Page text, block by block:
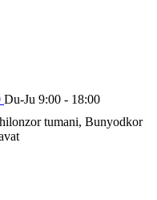
Du-Ju 9:00 - 18:00
tumani, Bunyodkor